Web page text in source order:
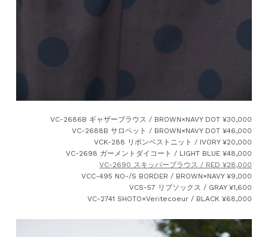
VC-2686B ギャザーブラウス / BROWN×NAVY DOT ¥30,000
VC-2688B サロペット / BROWN×NAVY DOT ¥46,000
VCK-288 リボンベストニット / IVORY ¥20,000
VC-2698 ガーメントダイコート / LIGHT BLUE ¥48,000
VC-2690 スキッパーブラウス / RED ¥28,000
VCC-495 NO-/S BORDER / BROWN×NAVY ¥9,000
VCS-57 リブソックス / GRAY ¥1,600
VC-2741 SHOTO×Veritecoeur / BLACK ¥68,000